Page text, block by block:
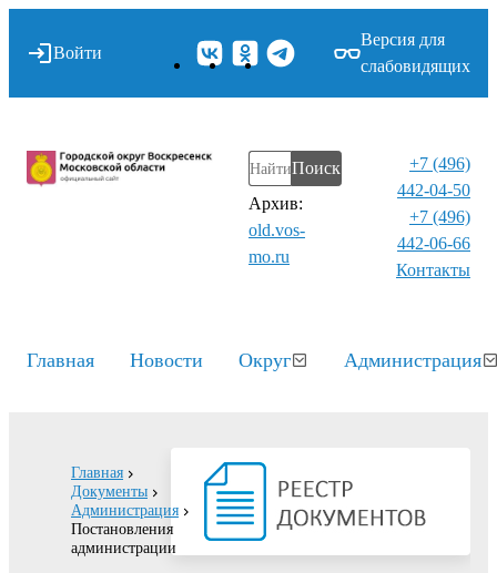
Войти
Версия для
слабовидящих
Поиск
Архив:
old.vos-
mo.ru
+7 (496)
442-04-50
+7 (496)
442-06-66
Контакты⁠
Главная Новости Округ Администрация
Главная
Документы
Администрация
Постановления
администрации